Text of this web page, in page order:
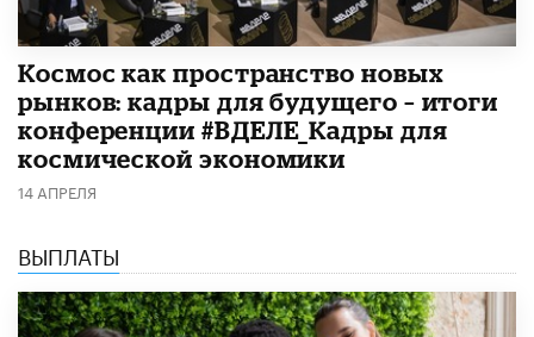
Космос как пространство новых
рынков: кадры для будущего – итоги
конференции #ВДЕЛЕ_Кадры для
космической экономики
14 АПРЕЛЯ
ВЫПЛАТЫ